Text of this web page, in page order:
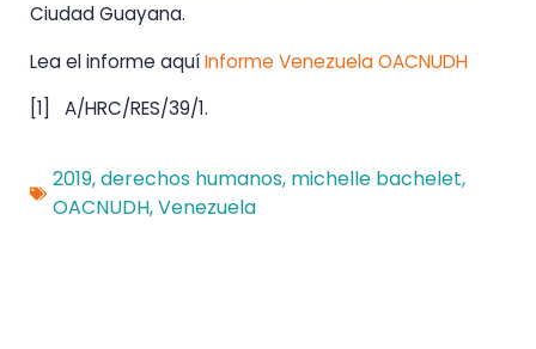
Ciudad Guayana.
Lea el informe aquíInforme Venezuela OACNUDH
[1] A/HRC/RES/39/1.
2019,derechos humanos, michelle bachelet,
OACNUDH,Venezuela